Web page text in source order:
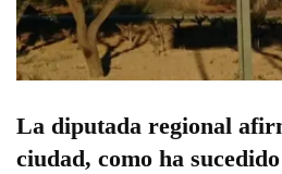
La diputada regional
ciudad, como ha